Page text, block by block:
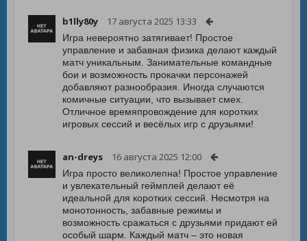
b1lly80y 17 августа 2025 13:33
Игра невероятно затягивает! Простое
управление и забавная физика делают каждый
матч уникальным. Занимательные командные
бои и возможность прокачки персонажей
добавляют разнообразия. Иногда случаются
комичные ситуации, что вызывает смех.
Отличное времяпровождение для коротких
игровых сессий и весёлых игр с друзьями!
an-dreys 16 августа 2025 12:00
Игра просто великолепна! Простое управление
и увлекательный геймплей делают её
идеальной для коротких сессий. Несмотря на
монотонность, забавные режимы и
возможность сражаться с друзьями придают ей
особый шарм. Каждый матч – это новая